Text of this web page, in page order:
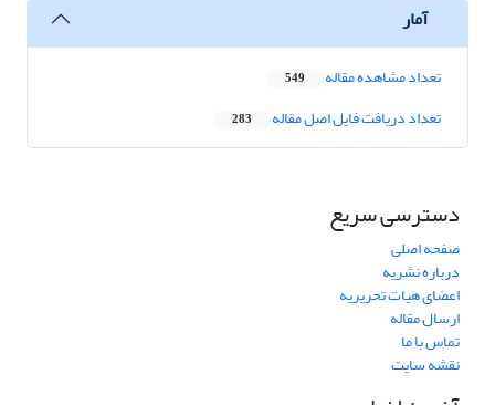
آمار
تعداد مشاهده مقاله 549
تعداد دریافت فایل اصل مقاله 283
دسترسی سریع
صفحه اصلی
درباره نشریه
اعضای هیات تحریریه
ارسال مقاله
تماس با ما
نقشه سایت